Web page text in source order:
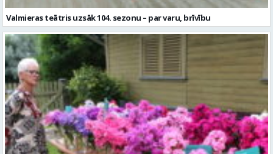
Valmieras teātris uzsāk 104. sezonu – par varu, brīvību